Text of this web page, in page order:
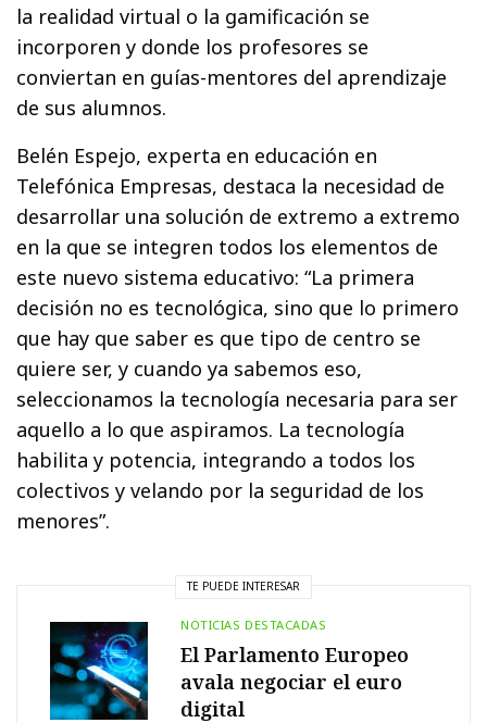
la realidad virtual o la gamificación se
incorporen y donde los profesores se
conviertan en guías-mentores del aprendizaje
de sus alumnos.
Belén Espejo, experta en educación en
Telefónica Empresas, destaca la necesidad de
desarrollar una solución de extremo a extremo
en la que se integren todos los elementos de
este nuevo sistema educativo: “La primera
decisión no es tecnológica, sino que lo primero
que hay que saber es que tipo de centro se
quiere ser, y cuando ya sabemos eso,
seleccionamos la tecnología necesaria para ser
aquello a lo que aspiramos. La tecnología
habilita y potencia, integrando a todos los
colectivos y velando por la seguridad de los
menores”.
TE PUEDE INTERESAR
NOTICIAS DESTACADAS
El Parlamento Europeo
avala negociar el euro
digital